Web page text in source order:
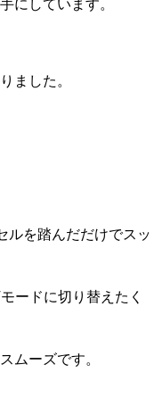
にしています。
ました。
ルを踏んだだけでスッ
ードに切り替えたく
ムーズです。